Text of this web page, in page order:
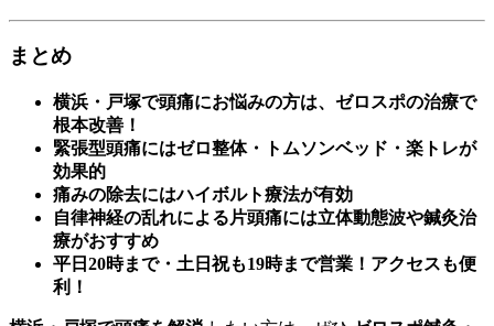
まとめ
横浜・戸塚で頭痛にお悩みの方は、ゼロスポの治療で
根本改善！
緊張型頭痛にはゼロ整体・トムソンベッド・楽トレが
効果的
痛みの除去にはハイボルト療法が有効
自律神経の乱れによる片頭痛には立体動態波や鍼灸治
療がおすすめ
平日20時まで・土日祝も19時まで営業！アクセスも便
利！